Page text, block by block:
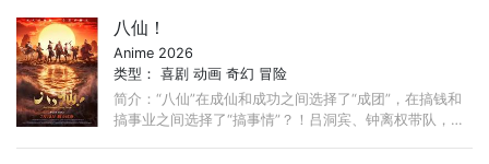
第624集
第623集
第621集
第620集
第618集
第617集
第616集
第615集
第614集
第613集
八仙！
Anime 2026
类型：喜剧 动画 奇幻 冒险
简介：“八仙”在成仙和成功之间选择了“成团”，在搞钱和
搞事业之间选择了“搞事情”？！吕洞宾、钟离权带队，集